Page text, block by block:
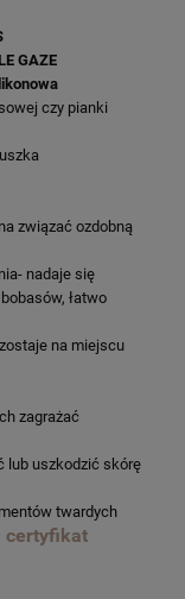
GAZE
czy pianki
związać ozdobną
nadaje się
łatwo
na miejscu
zagrażać
lub uszkodzić skórę
twardych
certyfikat